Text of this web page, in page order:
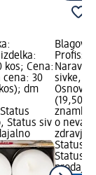
kos; Cena:
cena: 30
dm
Status siv
sivke,
(19,50 €
znamka
o
zdravje;
Status
Status